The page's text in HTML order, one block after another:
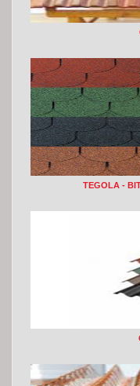
TEGOLA -